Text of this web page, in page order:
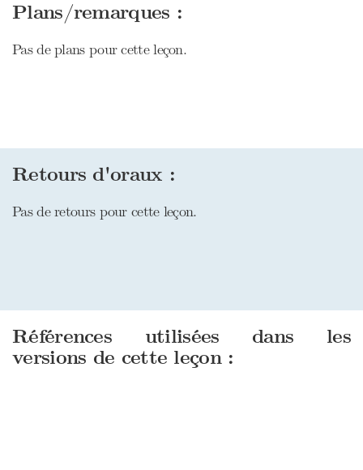
Plans/remarques :
Pas de plans pour cette leçon.
Retours d'oraux :
Pas de retours pour cette leçon.
Références utilisées dans les
versions de cette leçon :